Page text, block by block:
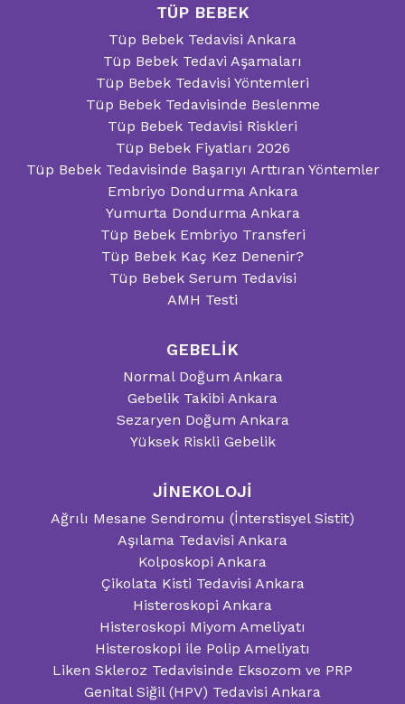
TÜP BEBEK
Tüp Bebek Tedavisi Ankara
Tüp Bebek Tedavi Aşamaları
Tüp Bebek Tedavisi Yöntemleri
Tüp Bebek Tedavisinde Beslenme
Tüp Bebek Tedavisi Riskleri
Tüp Bebek Fiyatları 2026
Tüp Bebek Tedavisinde Başarıyı Arttıran Yöntemler
Embriyo Dondurma Ankara
Yumurta Dondurma Ankara
Tüp Bebek Embriyo Transferi
Tüp Bebek Kaç Kez Denenir?
Tüp Bebek Serum Tedavisi
AMH Testi
GEBELİK
Normal Doğum Ankara
Gebelik Takibi Ankara
Sezaryen Doğum Ankara
Yüksek Riskli Gebelik
JİNEKOLOJİ
Ağrılı Mesane Sendromu (İnterstisyel Sistit)
Aşılama Tedavisi Ankara
Kolposkopi Ankara
Çikolata Kisti Tedavisi Ankara
Histeroskopi Ankara
Histeroskopi Miyom Ameliyatı
Histeroskopi ile Polip Ameliyatı
Liken Skleroz Tedavisinde Eksozom ve PRP
Genital Siğil (HPV) Tedavisi Ankara